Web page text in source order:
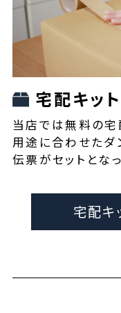
宅配キッ
当店では無料の宅
用途に合わせたダ
伝票がセットとな
宅配キ